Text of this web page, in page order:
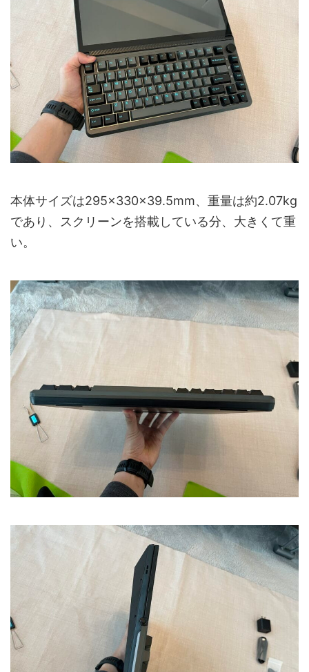
本体サイズは295×330×39.5mm、重量は約2.07kg
であり、スクリーンを搭載している分、大きくて重
い。